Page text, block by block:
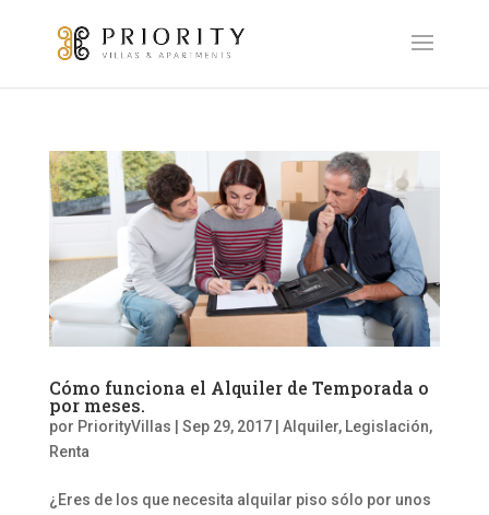
Cómo funciona el Alquiler de Temporada o
por meses.
por PriorityVillas Sep 29, 2017| Alquiler, Legislación,
Renta
¿Eres de los que necesita alquilar piso sólo por unos